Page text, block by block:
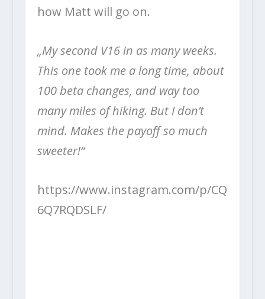
how Matt will go on.
„My second V16 in as many weeks.
This one took me a long time, about
100 beta changes, and way too
many miles of hiking. But I don’t
mind. Makes the payoff so much
sweeter!“
https://www.instagram.com/p/CQ
6Q7RQDSLF/